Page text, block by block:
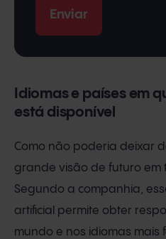
Idiomas e países em
está disponível
Como não poderia deixar
grande visão de futuro em
Segundo a companhia,
artificial permite obter
mundo e nos idiomas mais